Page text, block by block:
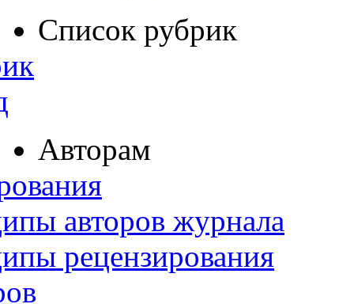
Список рубрик
Авторам
авторов журнала
рецензирования